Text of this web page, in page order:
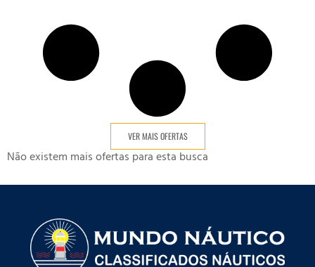
VER MAIS OFERTAS
Não existem mais ofertas para esta busca